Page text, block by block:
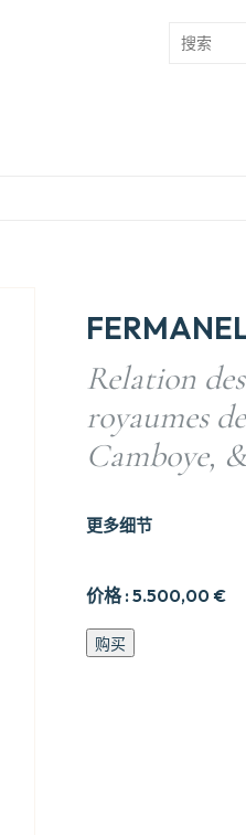
Relation
royaumes
Camboye,
价格 :5.500,00 €
更多细节
Relation
des
购买